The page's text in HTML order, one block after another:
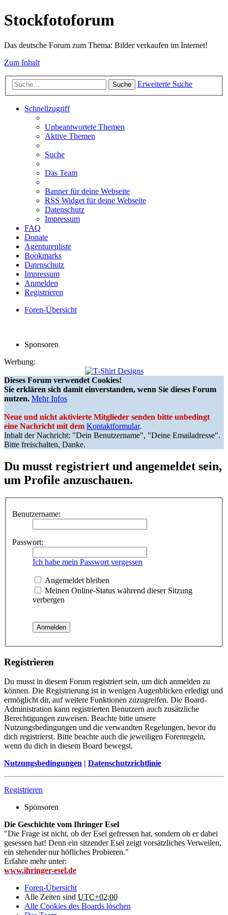
Stockfotoforum
Das deutsche Forum zum Thema: Bilder verkaufen im Internet!
Zum Inhalt
Suche Erweiterte Suche
Schnellzugriff
Unbeantwortete Themen
Aktive Themen
Suche
Das Team
Banner für deine Webseite
RSS Widget für deine Webseite
Datenschutz
Impressum
FAQ
Donate
Agenturenliste
Bookmarks
Datenschutz
Impressum
Anmelden
Registrieren
Foren-Übersicht
Sponsoren
Werbung:
Dieses Forum verwendet Cookies!
Sie erklären sich damit einverstanden, wenn Sie dieses Forum
nutzen. Mehr Infos
Neue und nicht aktivierte Mitglieder senden bitte unbedingt
eine Nachricht mit dem Kontaktformular.
Inhalt der Nachricht: "Dein Benutzername", "Deine Emailadresse".
Bitte freischalten, Danke.
Du musst registriert und angemeldet sein,
um Profile anzuschauen.
Benutzername:
Passwort:
Ich habe mein Passwort vergessen
Angemeldet bleiben
Meinen Online-Status während dieser Sitzung
verbergen
Registrieren
Du musst in diesem Forum registriert sein, um dich anmelden zu
können. Die Registrierung ist in wenigen Augenblicken erledigt und
ermöglicht dir, auf weitere Funktionen zuzugreifen. Die Board-
Administration kann registrierten Benutzern auch zusätzliche
Berechtigungen zuweisen. Beachte bitte unsere
Nutzungsbedingungen und die verwandten Regelungen, bevor du
dich registrierst. Bitte beachte auch die jeweiligen Forenregeln,
wenn du dich in diesem Board bewegst.
Nutzungsbedingungen | Datenschutzrichtlinie
Registrieren
Sponsoren
Die Geschichte vom Ihringer Esel
"Die Frage ist nicht, ob der Esel gefressen hat, sondern ob er dabei
gesessen hat! Denn ein sitzender Esel zeigt vorsätzliches Verweilen,
ein stehender nur höfliches Probieren."
Erfahre mehr unter:
www.ihringer-esel.de
Foren-Übersicht
Alle Zeiten sind UTC+02:00
Alle Cookies des Boards löschen